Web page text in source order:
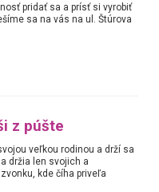
pridať sa a prísť si vyrobiť
sa na vás na ul. Štúrova
z púšte
veľkou rodinou a drží sa
držia len svojich a
kde číha priveľa